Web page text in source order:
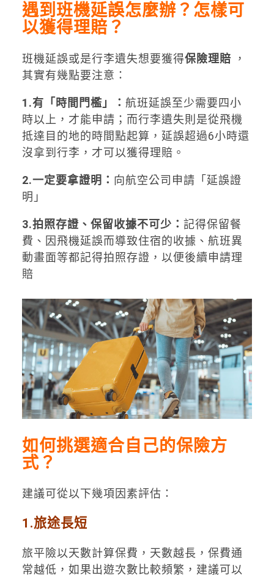
遇到班機延誤怎麼辦？怎樣可
以獲得理賠？
班機延誤或是行李遺失想要獲得保險理賠 ，
其實有幾點要注意：
1.有「時間門檻」： 航班延誤至少需要四小
時以上，才能申請；而行李遺失則是從飛機
抵達目的地的時間點起算，延誤超過6小時還
沒拿到行李，才可以獲得理賠。
2.一定要拿證明： 向航空公司申請「延誤證
明」
3.拍照存證、保留收據不可少： 記得保留餐
費、因飛機延誤而導致住宿的收據、航班異
動畫面等都記得拍照存證，以便後續申請理
賠
如何挑選適合自己的保險方
式？
建議可從以下幾項因素評估：
1.旅途長短
旅平險以天數計算保費，天數越長，保費通
常越低，如果出遊次數比較頻繁，建議可以